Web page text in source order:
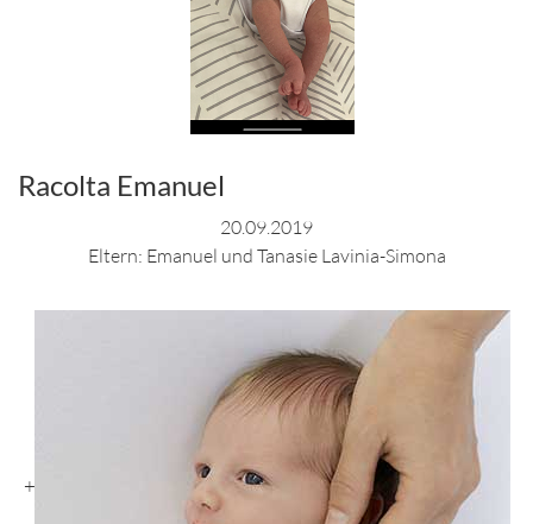
Racolta Emanuel
20.09.2019
Eltern: Emanuel und Tanasie Lavinia-Simona
+